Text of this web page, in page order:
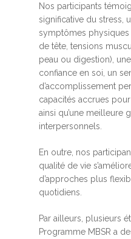
Nos participants
significative du stress,
symptômes physiques
de tête, tensions
peau ou digestion),
confiance en soi, un
d’accomplissement
capacités accrues
ainsi qu’une meilleure
interpersonnels.
En outre, nos
qualité de vie
d’approches plus
quotidiens.
Par ailleurs, plusieurs
Programme MBSR a